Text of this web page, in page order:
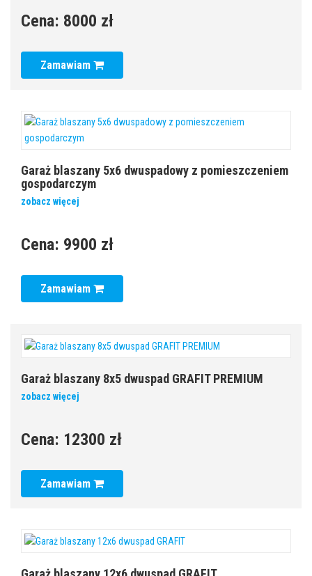
Cena: 8000 zł
Zamawiam
Garaż blaszany 5x6 dwuspadowy z pomieszczeniem
gospodarczym
zobacz więcej
Cena: 9900 zł
Zamawiam
Garaż blaszany 8x5 dwuspad GRAFIT PREMIUM
zobacz więcej
Cena: 12300 zł
Zamawiam